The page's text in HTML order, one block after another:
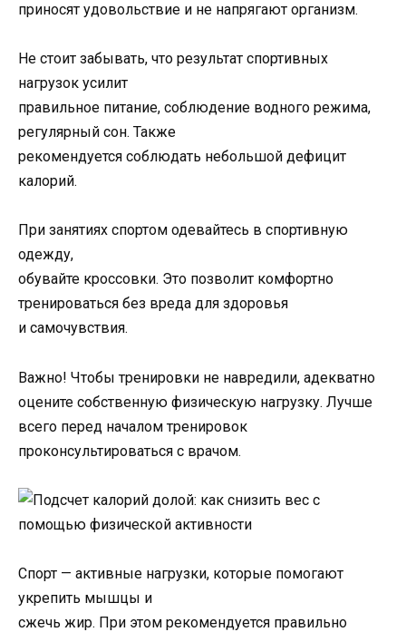
приносят удовольствие и не напрягают организм.
Не стоит забывать, что результат спортивных
нагрузок усилит
правильное питание, соблюдение водного режима,
регулярный сон. Также
рекомендуется соблюдать небольшой дефицит
калорий.
При занятиях спортом одевайтесь в спортивную
одежду,
обувайте кроссовки. Это позволит комфортно
тренироваться без вреда для здоровья
и самочувствия.
Важно! Чтобы тренировки не навредили, адекватно
оцените собственную физическую нагрузку. Лучше
всего перед началом тренировок
проконсультироваться с врачом.
Спорт — активные нагрузки, которые помогают
укрепить мышцы и
сжечь жир. При этом рекомендуется правильно